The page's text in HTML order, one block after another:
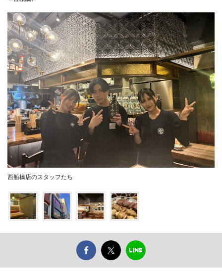
西船橋店のスタッフたち